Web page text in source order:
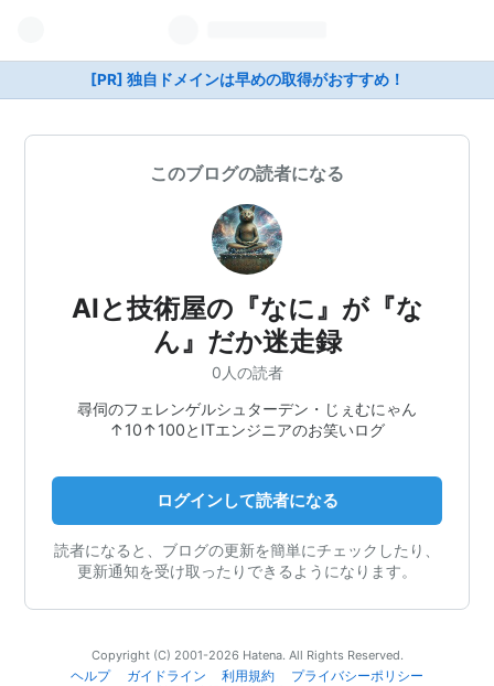
[PR] 独自ドメインは早めの取得がおすすめ！
このブログの読者になる
AIと技術屋の『なに』が『な
ん』だか迷走録
0人の読者
尋伺のフェレンゲルシュターデン・じぇむにゃん
↑10↑100とITエンジニアのお笑いログ
ログインして読者になる
読者になると、ブログの更新を簡単にチェックしたり、
更新通知を受け取ったりできるようになります。
Copyright (C) 2001-2026 Hatena. All Rights Reserved.
ヘルプ
ガイドライン 利用規約
プライバシーポリシー